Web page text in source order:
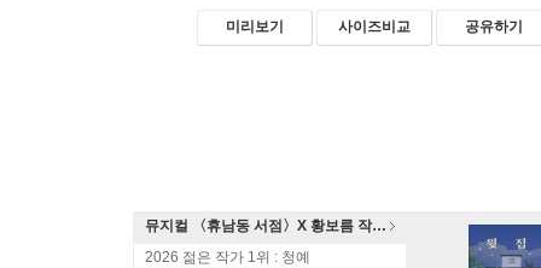
미리보기 사이즈비교 공유하기
뮤지컬 〈휴남동 서점〉X 황보름 작가 북토크
2026 젊은 작가 1위 : 청예